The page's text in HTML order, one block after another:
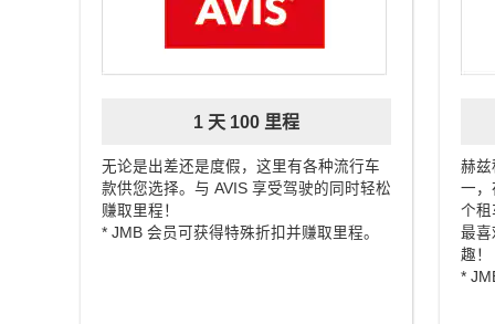
1 天 100 里程
无论是出差还是度假，这里有各种流行车
款供您选择。与 AVIS 享受驾驶的同时轻松
赚取里程！
* JMB 会员可获得特殊折扣并赚取里程。
赫兹
一，
个租
最喜
趣！
*